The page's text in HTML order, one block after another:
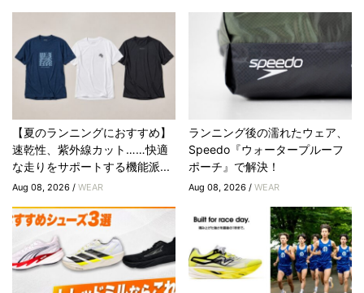
【夏のランニングにおすすめ】
速乾性、紫外線カット……快適
な走りをサポートする機能派...
Aug 08, 2026 / WEAR
ランニング後の濡れたウェア、
Speedo『ウォータープルーフ
ポーチ』で解決！
Aug 08, 2026 /WEAR